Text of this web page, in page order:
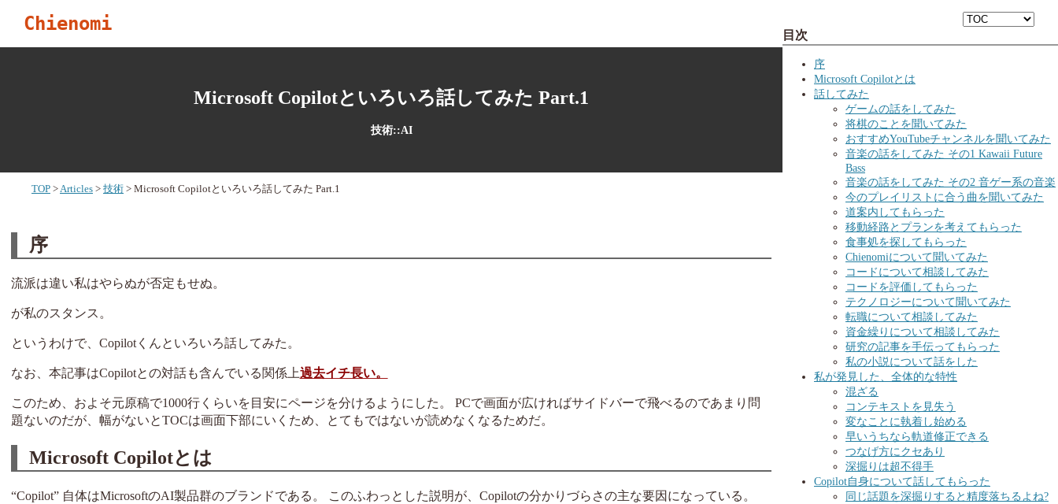
Chienomi
Microsoft Copilotといろいろ話してみた Part.1
技術::AI
TOP Articles 技術 Microsoft Copilotといろいろ話してみた Part.1
序
流派は違い私はやらぬが否定もせぬ。
が私のスタンス。
というわけで、Copilotくんといろいろ話してみた。
なお、本記事はCopilotとの対話も含んでいる関係上過去イチ長い。
このため、およそ元原稿で1000行くらいを目安にページを分けるようにした。 PCで画面が広ければサイドバーで飛べるのであまり問
題ないのだが、幅がないとTOCは画面下部にいくため、とてもではないが読めなくなるためだ。
Microsoft Copilotとは
“Copilot” 自体はMicrosoftのAI製品群のブランドである。 このふわっとした説明が、Copilotの分かりづらさの主な要因になっている。
目次
序
Microsoft Copilotとは
話してみた
ゲームの話をしてみた
将棋のことを聞いてみた
おすすめYouTubeチャンネルを聞いてみた
音楽の話をしてみた その1 Kawaii Future
Bass
音楽の話をしてみた その2 音ゲー系の音楽
今のプレイリストに合う曲を聞いてみた
道案内してもらった
移動経路とプランを考えてもらった
食事処を探してもらった
Chienomiについて聞いてみた
コードについて相談してみた
コードを評価してもらった
テクノロジーについて聞いてみた
転職について相談してみた
資金繰りについて相談してみた
研究の記事を手伝ってもらった
私の小説について話をした
私が発見した、全体的な特性
混ざる
コンテキストを見失う
変なことに執着し始める
早いうちなら軌道修正できる
つなげ方にクセあり
深掘りは超不得手
Copilot自身について話してもらった
同じ話題を深掘りすると精度落ちるよね?